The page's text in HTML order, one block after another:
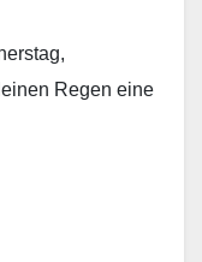
Regen eine